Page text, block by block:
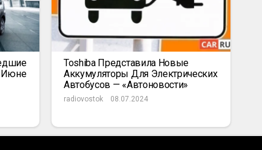
Июне
Toshiba Представила Новые
Аккумуляторы Для Электрических
Автобусов — «Автоновости»
radiovostok 08.07.2024